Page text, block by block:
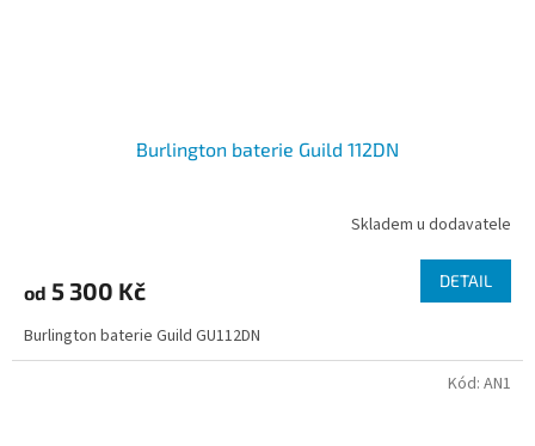
Burlington baterie Guild 112DN
Skladem u dodavatele
od 5 300 Kč DETAIL
Burlington baterie Guild GU112DN
Kód: AN1